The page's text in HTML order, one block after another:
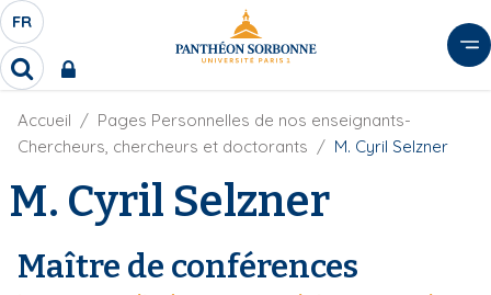
A
l
l
e
S
É
L
E
C
E
U
D
F
R
FR
R
c
h
r
c
e
r
F
i
'
A
i
Accueil
Pages Personnelles de nos enseignants-
Chercheurs, chercheurs et doctorants
M. Cyril Selzner
M. Cyril Selzner
Maître de conférences